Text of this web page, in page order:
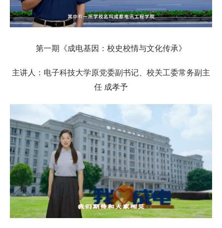
第一期《成电基因：校史校情与文化传承》
主讲人：电子科技大学原党委副书记、校关工委常务副主
任 成孝予